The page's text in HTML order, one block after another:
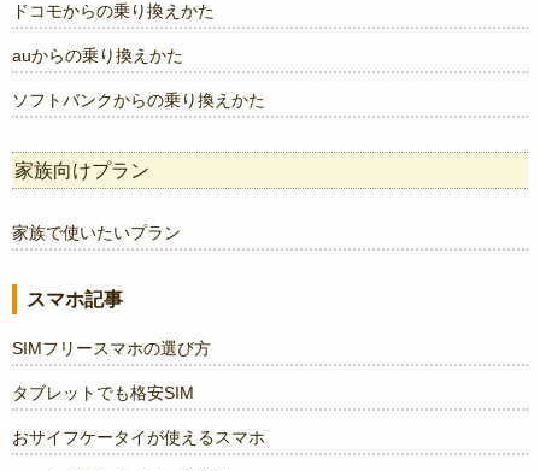
ドコモからの乗り換えかた
auからの乗り換えかた
ソフトバンクからの乗り換えかた
家族向けプラン
家族で使いたいプラン
スマホ記事
SIMフリースマホの選び方
タブレットでも格安SIM
おサイフケータイが使えるスマホ